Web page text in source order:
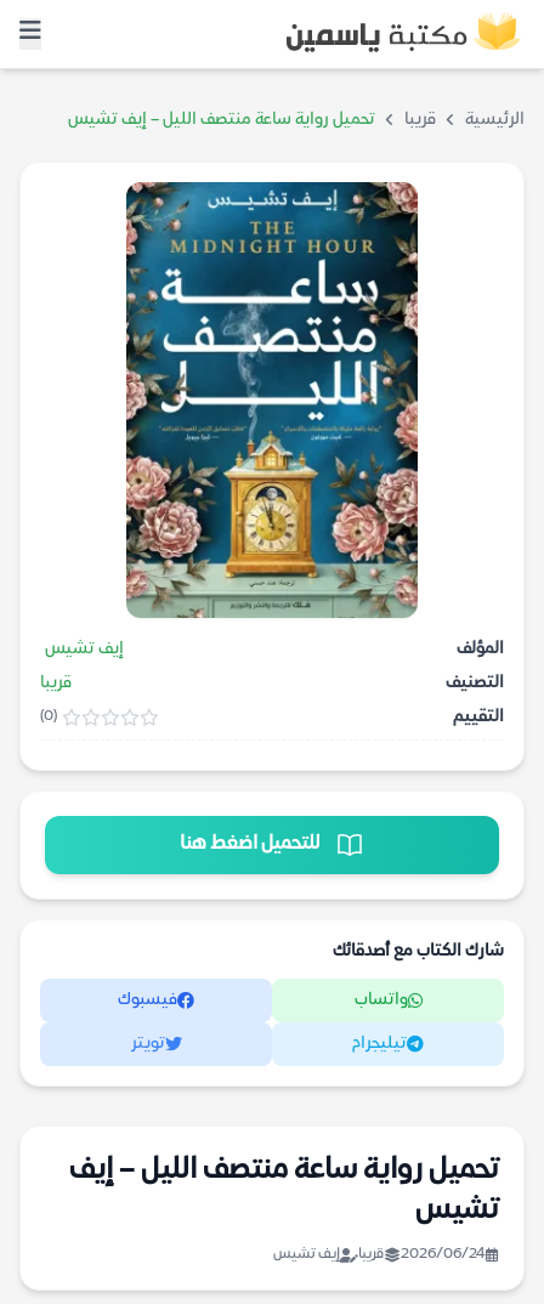
الرئيسية قريبا تحميل رواية ساعة منتصف الليل – إيف تشيس
المؤلف
إيف تشيس
التصنيف
قريبا
التقييم
(0)
للتحميل اضغط هنا
شارك الكتاب مع أصدقائك
واتساب فيسبوك
تيليجرام تويتر
تحميل رواية ساعة منتصف الليل – إيف
تشيس
2026/06/24 قريبا إيف تشيس